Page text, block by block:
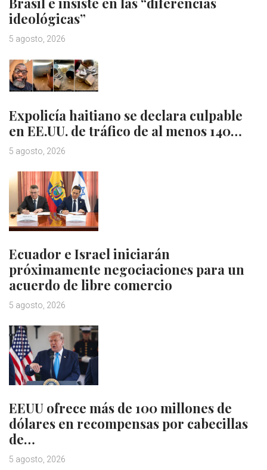
ideológicas”
5 agosto, 2026
Expolicía haitiano se declara culpable
en EE.UU. de tráfico de al menos 140…
5 agosto, 2026
Ecuador e Israel iniciarán
próximamente negociaciones para un
acuerdo de libre comercio
5 agosto, 2026
EEUU ofrece más de 100 millones de
dólares en recompensas por cabecillas
de…
5 agosto, 2026